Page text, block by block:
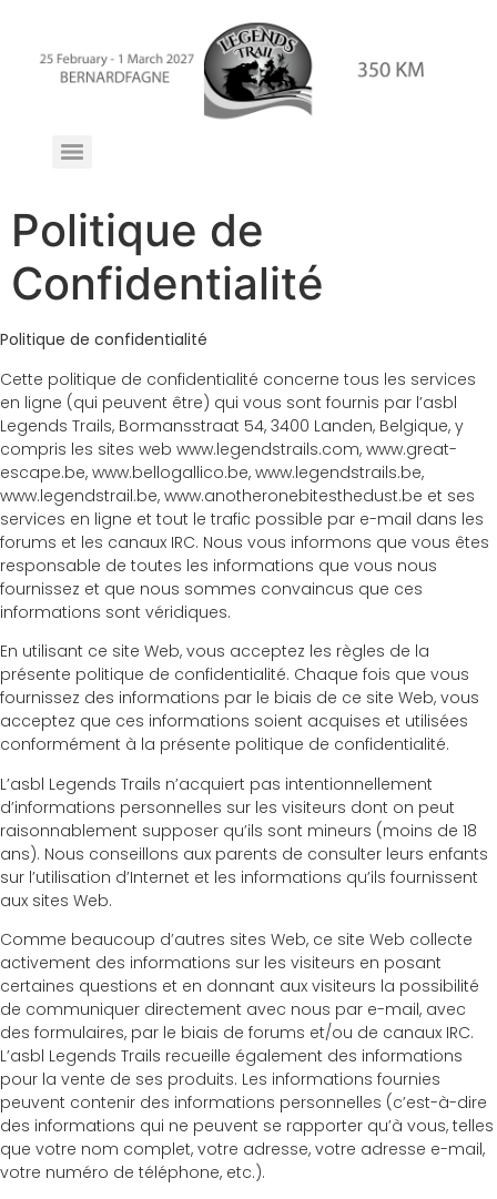
Politique de
Confidentialité
Politique de confidentialité
Cette politique de confidentialité concerne tous les services
en ligne (qui peuvent être) qui vous sont fournis par l’asbl
Legends Trails, Bormansstraat 54, 3400 Landen, Belgique, y
compris les sites web www.legendstrails.com, www.great-
escape.be, www.bellogallico.be, www.legendstrails.be,
www.legendstrail.be, www.anotheronebitesthedust.be et ses
services en ligne et tout le trafic possible par e-mail dans les
forums et les canaux IRC. Nous vous informons que vous êtes
responsable de toutes les informations que vous nous
fournissez et que nous sommes convaincus que ces
informations sont véridiques.
En utilisant ce site Web, vous acceptez les règles de la
présente politique de confidentialité. Chaque fois que vous
fournissez des informations par le biais de ce site Web, vous
acceptez que ces informations soient acquises et utilisées
conformément à la présente politique de confidentialité.
L’asbl Legends Trails n’acquiert pas intentionnellement
d’informations personnelles sur les visiteurs dont on peut
raisonnablement supposer qu’ils sont mineurs (moins de 18
ans). Nous conseillons aux parents de consulter leurs enfants
sur l’utilisation d’Internet et les informations qu’ils fournissent
aux sites Web.
Comme beaucoup d’autres sites Web, ce site Web collecte
activement des informations sur les visiteurs en posant
certaines questions et en donnant aux visiteurs la possibilité
de communiquer directement avec nous par e-mail, avec
des formulaires, par le biais de forums et/ou de canaux IRC.
L’asbl Legends Trails recueille également des informations
pour la vente de ses produits. Les informations fournies
peuvent contenir des informations personnelles (c’est-à-dire
des informations qui ne peuvent se rapporter qu’à vous, telles
que votre nom complet, votre adresse, votre adresse e-mail,
votre numéro de téléphone, etc.).